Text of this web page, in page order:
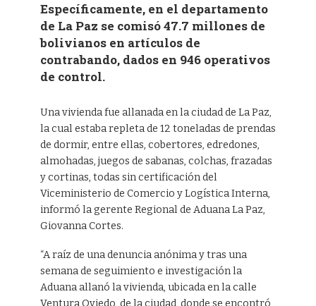
Específicamente, en el departamento
de La Paz se comisó 47.7 millones de
bolivianos en artículos de
contrabando, dados en 946 operativos
de control.
Una vivienda fue allanada en la ciudad de La Paz,
la cual estaba repleta de 12 toneladas de prendas
de dormir, entre ellas, cobertores, edredones,
almohadas, juegos de sabanas, colchas, frazadas
y cortinas, todas sin certificación del
Viceministerio de Comercio y Logística Interna,
informó la gerente Regional de Aduana La Paz,
Giovanna Cortes.
“A raíz de una denuncia anónima y tras una
semana de seguimiento e investigación la
Aduana allanó la vivienda, ubicada en la calle
Ventura Oviedo, de la ciudad, donde se encontró